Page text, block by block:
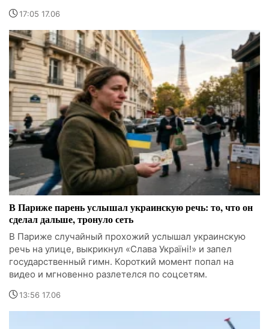
17:05 17.06
В Париже парень услышал украинскую речь: то, что он
сделал дальше, тронуло сеть
В Париже случайный прохожий услышал украинскую
речь на улице, выкрикнул «Слава Україні!» и запел
государственный гимн. Короткий момент попал на
видео и мгновенно разлетелся по соцсетям.
13:56 17.06